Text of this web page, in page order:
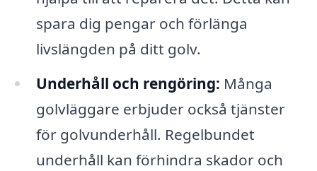
spara dig pengar och förlänga
livslängden på ditt golv.
Underhåll och rengöring: Många
golvläggare erbjuder också tjänster
för golvunderhåll. Regelbundet
underhåll kan förhindra skador och